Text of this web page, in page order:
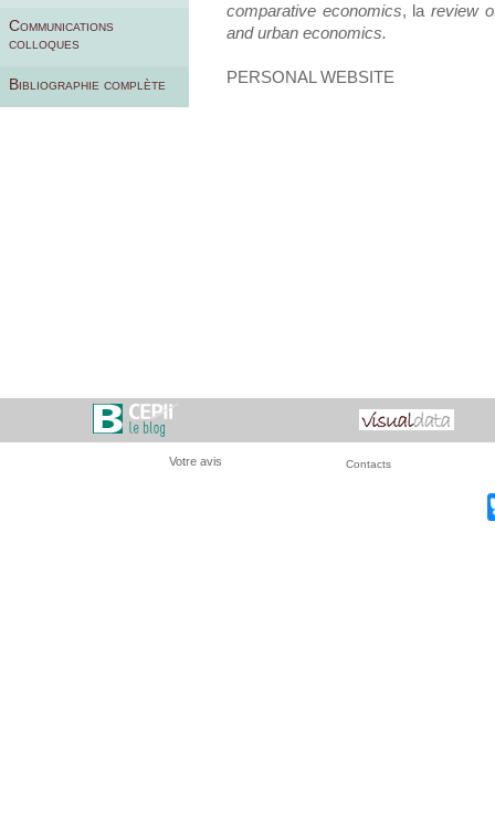
Communications
colloques
Bibliographie complète
comparative economics, la review
and urban economics.
PERSONAL WEBSITE
Votre avis Contacts